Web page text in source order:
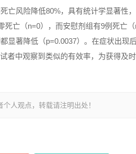
亡风险降低80%，具有统计学显著性
死亡（n=0），而安慰剂组有9例死亡
显著降低（p=0.0037）。在症状出现
者中观察到类似的有效率，为获得及
个人观点，转载请注明出处！